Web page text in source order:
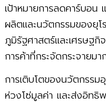
เป้าหมายการลดคาร์บอ
ผลิตและนวัตกรรมของยุ
ภูมิรัฐศาสตร์และเศรษฐ
การค้าที่กระจัดกระจายมา
การเติบโตของนวัตกรร
ห่วงโซ่มูลค่า และส่งอิทธิ